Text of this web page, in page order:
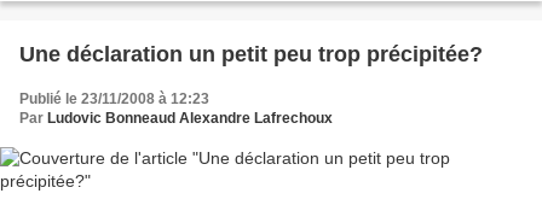
Une déclaration un petit peu trop précipitée?
Publié le 23/11/2008 à 12:23
Par Ludovic Bonneaud Alexandre Lafrechoux